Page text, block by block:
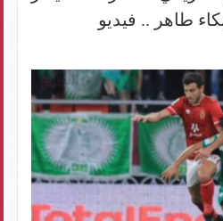
طاهر .. فيديو